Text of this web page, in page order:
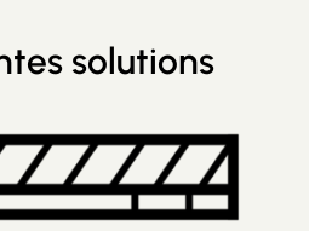
solutions